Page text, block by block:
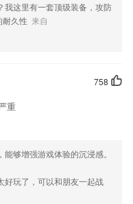
我这里有一套顶级装备，攻防
久性 来自
758
重
够增强游戏体验的沉浸感。
好玩了，可以和朋友一起战